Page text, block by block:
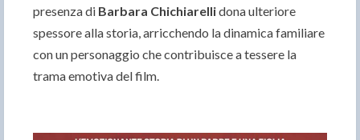
presenza di Barbara Chichiarellidona ulteriore
spessore alla storia, arricchendo la dinamica familiare
con un personaggio che contribuisce a tessere la
trama emotiva del film.